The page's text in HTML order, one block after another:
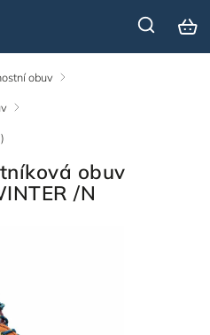
obuv /
/
obuv
/N